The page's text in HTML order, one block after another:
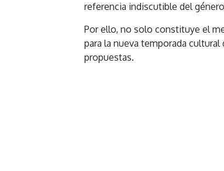
referencia indiscutible del
Por ello, no solo constituye el
para la nueva temporada
propuestas.